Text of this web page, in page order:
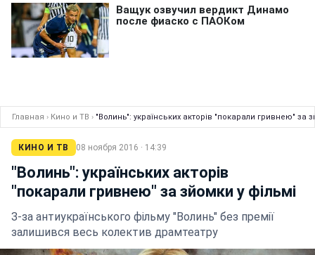
Главная › Кино и ТВ › "Волинь": українських акторів "покарали гривнею" за
КИНО И ТВ 08 ноября 2016 · 14:39
"Волинь": українських акторів
"покарали гривнею" за зйомки у фільмі
З-за антиукраїнського фільму "Волинь" без премії
залишився весь колектив драмтеатру